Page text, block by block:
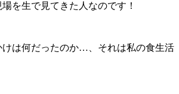
を生で見てきた人なのです！
けは何だったのか…、それは私の食生活